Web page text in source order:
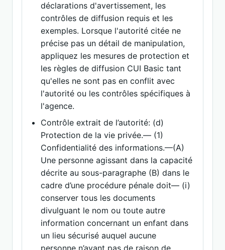
déclarations d'avertissement, les
contrôles de diffusion requis et les
exemples. Lorsque l'autorité citée ne
précise pas un détail de manipulation,
appliquez les mesures de protection et
les règles de diffusion CUI Basic tant
qu'elles ne sont pas en conflit avec
l'autorité ou les contrôles spécifiques à
l'agence.
Contrôle extrait de l’autorité: (d)
Protection de la vie privée.— (1)
Confidentialité des informations.—(A)
Une personne agissant dans la capacité
décrite au sous-paragraphe (B) dans le
cadre d’une procédure pénale doit— (i)
conserver tous les documents
divulguant le nom ou toute autre
information concernant un enfant dans
un lieu sécurisé auquel aucune
personne n’ayant pas de raison de